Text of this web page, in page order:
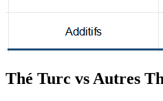
Thé Turc vs Autres